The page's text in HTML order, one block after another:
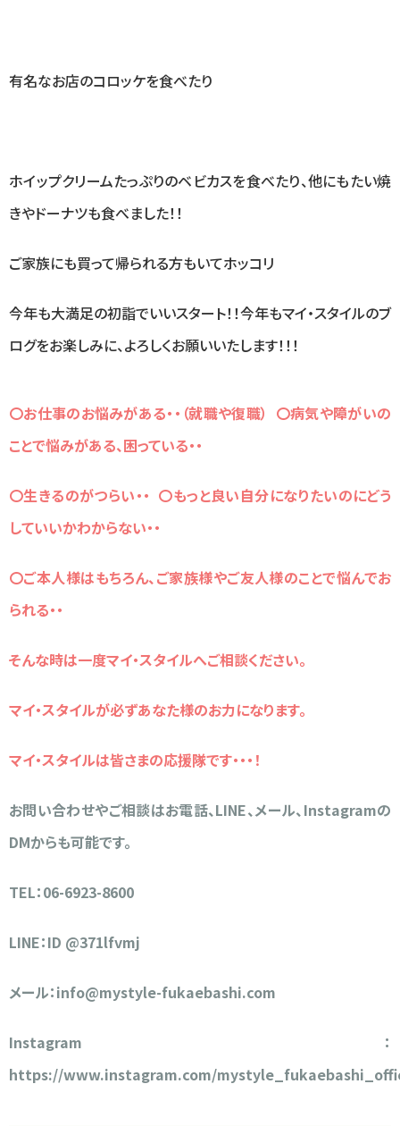
有名なお店のコロッケを食べたり
ホイップクリームたっぷりのベビカスを食べたり、他にもたい焼
きやドーナツも食べました！！
ご家族にも買って帰られる方もいてホッコリ
今年も大満足の初詣でいいスタート！！今年もマイ・スタイルのブ
ログをお楽しみに、よろしくお願いいたします！！！
〇お仕事のお悩みがある・・（就職や復職） 〇病気や障がいの
ことで悩みがある、困っている・・
〇生きるのがつらい・・ 〇もっと良い自分になりたいのにどう
していいかわからない・・
〇ご本人様はもちろん、ご家族様やご友人様のことで悩んでお
られる・・
そんな時は一度マイ・スタイルへご相談ください。
マイ・スタイルが必ずあなた様のお力になります。
マイ・スタイルは皆さまの応援隊です・・・！
お問い合わせやご相談はお電話、LINE、メール、Instagramの
DMからも可能です。
TEL：06-6923-8600
LINE：ID @371lfvmj
メール：info@mystyle-fukaebashi.com
Instagram：
https://www.instagram.com/